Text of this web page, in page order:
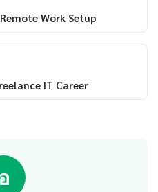
Work Setup
IT Career
อ